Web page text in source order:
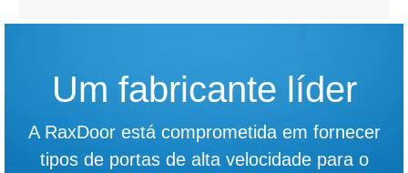
Um fabricante líder
A RaxDoor está comprometida em fornecer
tipos de portas de alta velocidade para o